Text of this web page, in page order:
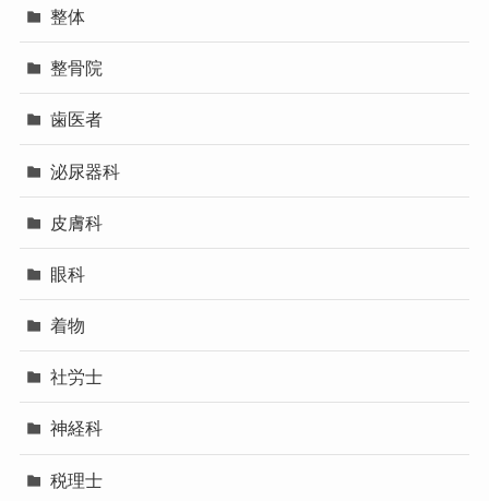
整体
整骨院
歯医者
泌尿器科
皮膚科
眼科
着物
社労士
神経科
税理士